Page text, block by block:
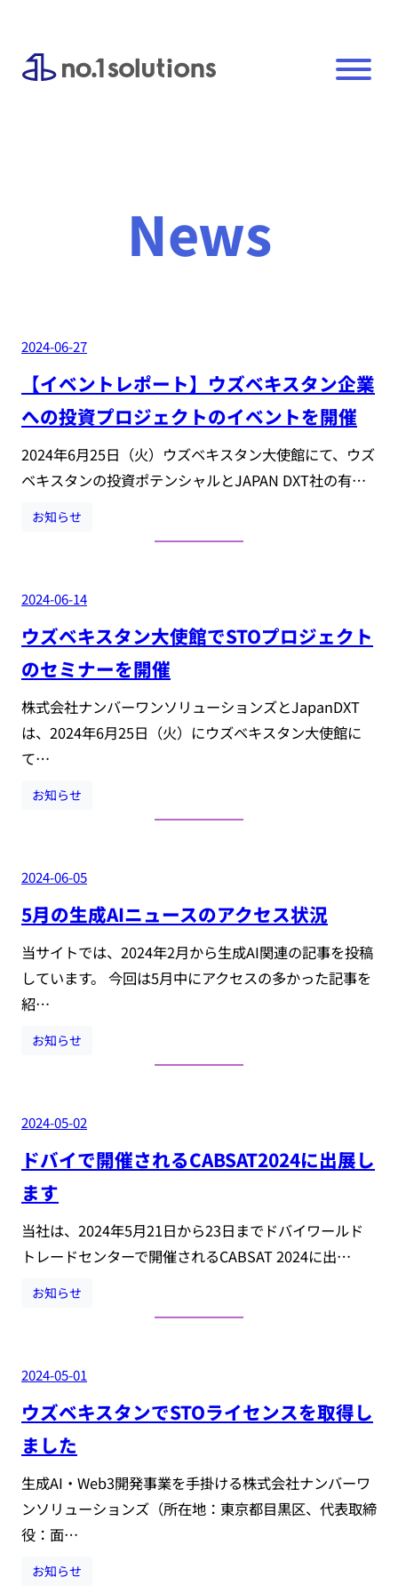
News
2024-06-27
【イベントレポート】ウズベキスタン企業
への投資プロジェクトのイベントを開催
2024年6月25日（火）ウズベキスタン大使館にて、ウズ
ベキスタンの投資ポテンシャルとJAPAN DXT社の有…
お知らせ
2024-06-14
ウズベキスタン大使館でSTOプロジェクト
のセミナーを開催
株式会社ナンバーワンソリューションズとJapanDXT
は、2024年6月25日（火）にウズベキスタン大使館に
て…
お知らせ
2024-06-05
5月の生成AIニュースのアクセス状況
当サイトでは、2024年2月から生成AI関連の記事を投稿
しています。 今回は5月中にアクセスの多かった記事を
紹…
お知らせ
2024-05-02
ドバイで開催されるCABSAT2024に出展し
ます
当社は、2024年5月21日から23日までドバイワールド
トレードセンターで開催されるCABSAT 2024に出…
お知らせ
2024-05-01
ウズベキスタンでSTOライセンスを取得し
ました
生成AI・Web3開発事業を手掛ける株式会社ナンバーワ
ンソリューションズ（所在地：東京都目黒区、代表取締
役：面…
お知らせ